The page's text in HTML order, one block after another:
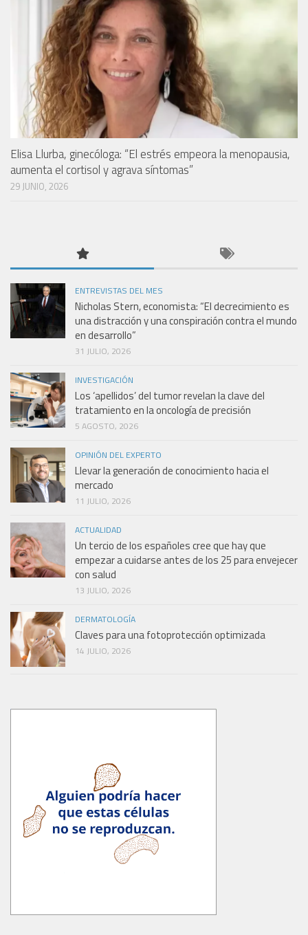
Elisa Llurba, ginecóloga: “El estrés empeora la menopausia,
aumenta el cortisol y agrava síntomas”
29 JUNIO, 2026
ENTREVISTAS DEL MES
Nicholas Stern, economista: “El decrecimiento es
una distracción y una conspiración contra el mundo
en desarrollo”
31 JULIO, 2026
INVESTIGACIÓN
Los ‘apellidos’ del tumor revelan la clave del
tratamiento en la oncología de precisión
5 AGOSTO, 2026
OPINIÓN DEL EXPERTO
Llevar la generación de conocimiento hacia el
mercado
11 JULIO, 2026
ACTUALIDAD
Un tercio de los españoles cree que hay que
empezar a cuidarse antes de los 25 para envejecer
con salud
13 JULIO, 2026
DERMATOLOGÍA
Claves para una fotoprotección optimizada
14 JULIO, 2026